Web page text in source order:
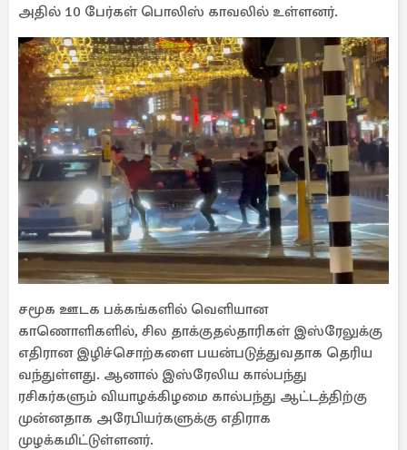
அதில் 10 பேர்கள் பொலிஸ் காவலில் உள்ளனர்.
சமூக ஊடக பக்கங்களில் வெளியான
காணொளிகளில், சில தாக்குதல்தாரிகள் இஸ்ரேலுக்கு
எதிரான இழிச்சொற்களை பயன்படுத்துவதாக தெரிய
வந்துள்ளது. ஆனால் இஸ்ரேலிய கால்பந்து
ரசிகர்களும் வியாழக்கிழமை கால்பந்து ஆட்டத்திற்கு
முன்னதாக அரேபியர்களுக்கு எதிராக
முழக்கமிட்டுள்ளனர்.